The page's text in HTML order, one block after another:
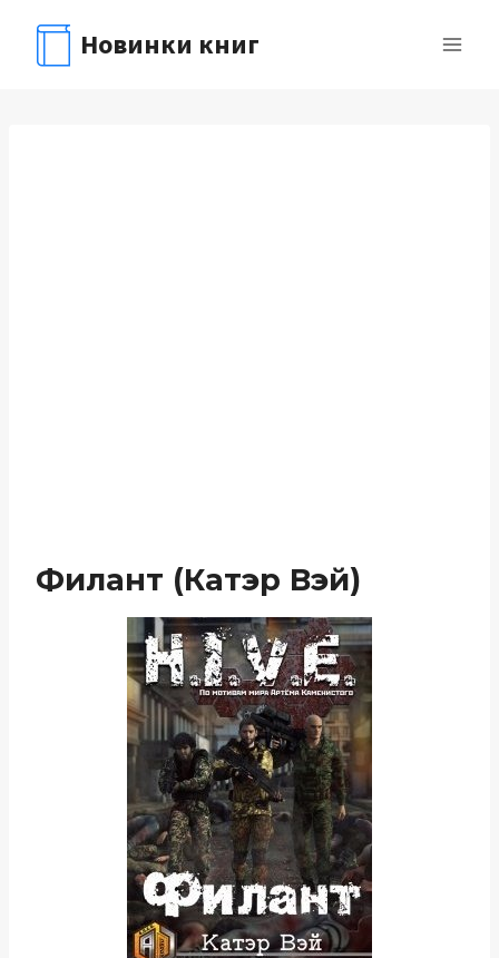
содержимому
Новинки книг
Филант (Катэр Вэй)